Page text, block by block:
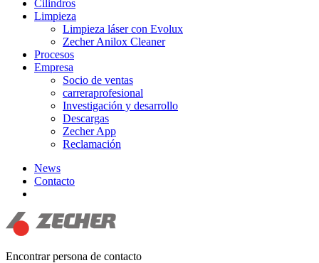
Cilindros
Limpieza
Limpieza láser con Evolux
Zecher Anilox Cleaner
Procesos
Empresa
Socio de ventas
carreraprofesional
Investigación y desarrollo
Descargas
Zecher App
Reclamación
News
Contacto
Encontrar persona de contacto